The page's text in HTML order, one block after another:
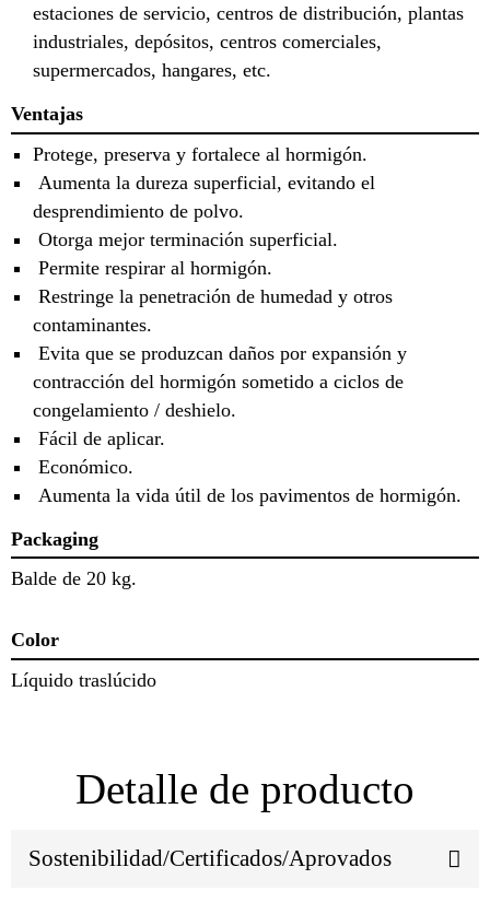
estaciones de servicio, centros de distribución, plantas
industriales, depósitos, centros comerciales,
supermercados, hangares, etc.
Ventajas
Protege, preserva y fortalece al hormigón.
Aumenta la dureza superficial, evitando el
desprendimiento de polvo.
Otorga mejor terminación superficial.
Permite respirar al hormigón.
Restringe la penetración de humedad y otros
contaminantes.
Evita que se produzcan daños por expansión y
contracción del hormigón sometido a ciclos de
congelamiento / deshielo.
Fácil de aplicar.
Económico.
Aumenta la vida útil de los pavimentos de hormigón.
Packaging
Balde de 20 kg.
Color
Líquido traslúcido
Detalle de producto
Sostenibilidad/Certificados/Aprovados